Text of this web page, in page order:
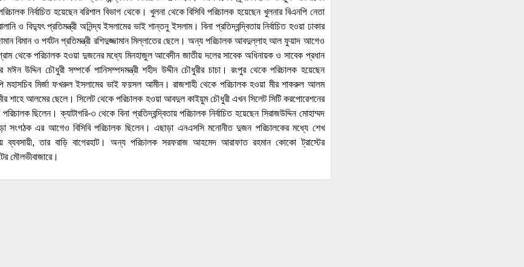
নির্বাচিত হয়েছেন বরিশাল বিভাগ থেকে। খুলনা থেকে বিসিবি পরিচালক হয়েছেন খুলনার বিএনপি নেতা
ও বিদ্যুৎ প্রতিমন্ত্রী অনিন্দ্য ইসলামের ভাই শান্তনু ইসলাম। বিনা প্রতিদ্বন্দ্বিতায় নির্বাচিত হওয়া ঢাকার
বিমান ও পর্যটন প্রতিমন্ত্রী রশিদুজ্জামান মিল্লাতের ছেলে। অন্য পরিচালক আবদুল্লাহ আল ফুয়াদ আগেও
থেকে পরিচালক হওয়া দুজনের মধ্যে মিনহাজুল আবেদীন জাতীয় দলের সাবেক অধিনায়ক ও সাবেক প্রধান
মঈন উদ্দিন চৌধুরী সম্পর্কে পানিসম্পদমন্ত্রী শহীদ উদ্দীন চৌধুরীর চাচা। রংপুর থেকে পরিচালক হয়েছেন
মহাসচিব মির্জা ফখরুল ইসলামের ভাই ফয়সল আমীন। রাজশাহী থেকে পরিচালক হওয়া মীর শাকরুল আলম
মীর শাহে আলমের ছেলে। সিলেট থেকে পরিচালক হওয়া আবদুল কাইয়ুম চৌধুরী এখন সিলেট সিটি করপোরেশনের
ছিলেন। ক্যাটাগরি-৩ থেকে বিনা প্রতিদ্বন্দ্বিতায় পরিচালক নির্বাচিত হয়েছেন সিরাজউদ্দিন মোহাম্মদ
সংগঠক এর আগেও বিসিবি পরিচালক ছিলেন। এছাড়া এনএসসি মনোনীত দুজন পরিচালকের মধ্যে শেখ
ব্যবসায়ী, তার বাড়ি বাগেরহাট। অন্য পরিচালক সরফরাজ আহমেদ আরাফাত রহমান কোকো ট্রাস্টের
মৌলভীবাজারে।